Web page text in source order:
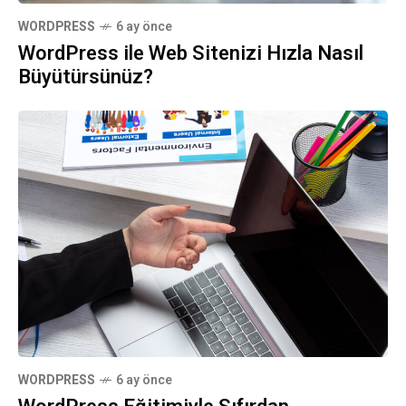
WORDPRESS 6 ay önce
WordPress ile Web Sitenizi Hızla Nasıl
Büyütürsünüz?
WORDPRESS 6 ay önce